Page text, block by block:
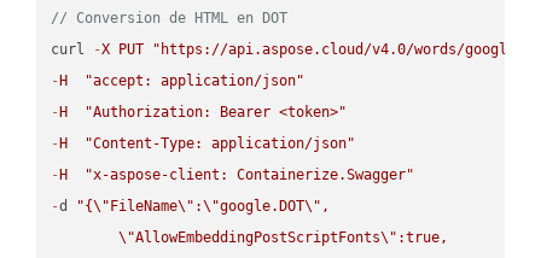
// Conversion de HTML en DOT
curl
-X PUT
"https://api.aspose.cloud/v4.0/words/
- H
"accept: application/json"
- H
"Authorization: Bearer <token>"
- H
"Content-Type: application/json"
- H
"x-aspose-client: Containerize.Swagger"
-d "{\" FileName\" :\"google.DOT\" ,
\"AllowEmbeddingPostScriptFonts\" :true,